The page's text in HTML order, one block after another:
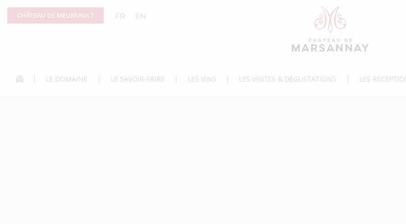
Panneau de gestion des cookies
CHÂTEAU DE MEURSAULT FR EN
LE DOMAINE LE SAVOIR-FAIRE LES VINS LES VISITES & DÉGUSTATIONS LES